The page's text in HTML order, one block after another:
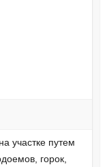
участке путем
горок,